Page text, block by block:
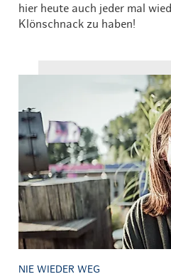
hier heute auch jeder mal
Klönschnack zu haben!
NIE WIEDER WEG